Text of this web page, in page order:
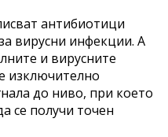
антибиотици
вирусни инфекции. А
и вирусните
изключително
до ниво, при което
се получи точен